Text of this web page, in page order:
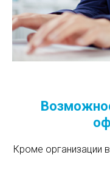
Кроме организации